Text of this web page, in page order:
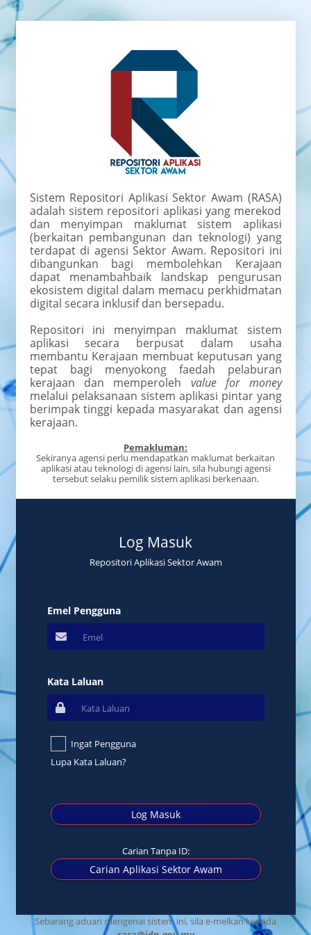
Sistem Repositori Aplikasi Sektor Awam (RASA)
adalah sistem repositori aplikasi yang merekod
dan menyimpan maklumat sistem aplikasi
(berkaitan pembangunan dan teknologi) yang
terdapat di agensi Sektor Awam. Repositori ini
dibangunkan bagi membolehkan Kerajaan
dapat menambahbaik landskap pengurusan
ekosistem digital dalam memacu perkhidmatan
digital secara inklusif dan bersepadu.
Repositori ini menyimpan maklumat sistem
aplikasi secara berpusat dalam usaha
membantu Kerajaan membuat keputusan yang
tepat bagi menyokong faedah pelaburan
kerajaan dan memperoleh value for money
melalui pelaksanaan sistem aplikasi pintar yang
berimpak tinggi kepada masyarakat dan agensi
kerajaan.
Pemakluman:
Sekiranya agensi perlu mendapatkan maklumat berkaitan
aplikasi atau teknologi di agensi lain, sila hubungi agensi
tersebut selaku pemilik sistem aplikasi berkenaan.
Log Masuk
Repositori Aplikasi Sektor Awam
Emel Pengguna
Kata Laluan
Ingat Pengguna
Lupa Kata Laluan?
Log Masuk
Carian Tanpa ID:
Carian Aplikasi Sektor Awam
Sebarang aduan mengenai sistem ini, sila e-melkan kepada